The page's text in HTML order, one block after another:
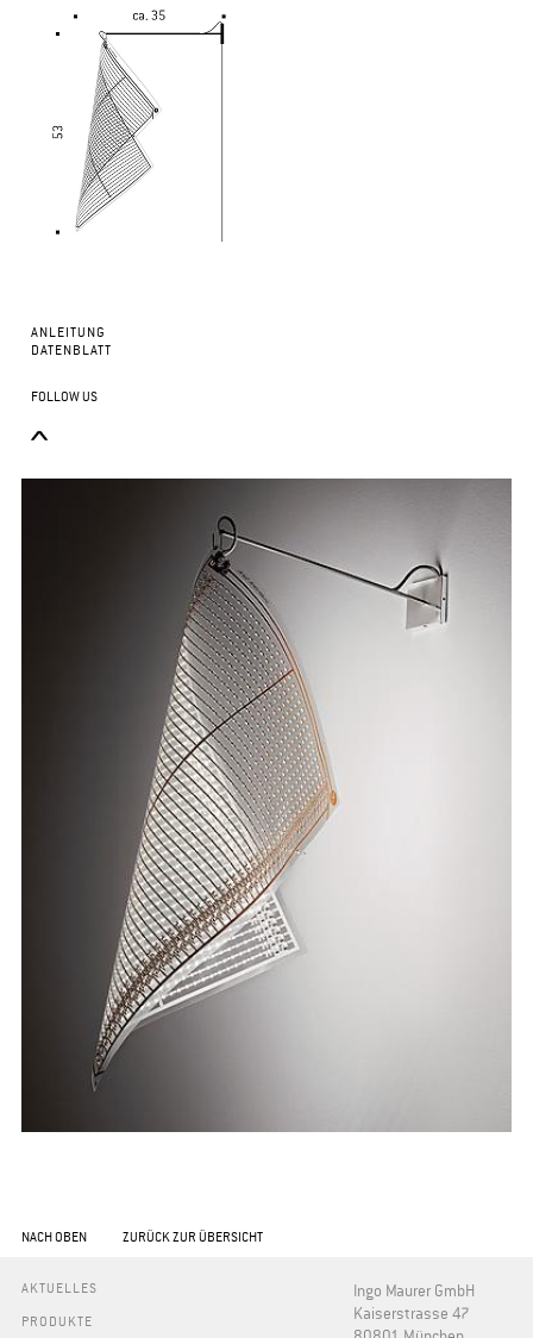
ANLEITUNG
DATENBLATT
FOLLOW US
NACH OBEN ZURÜCK ZUR ÜBERSICHT
AKTUELLES
PRODUKTE
Ingo Maurer GmbH
Kaiserstrasse 47